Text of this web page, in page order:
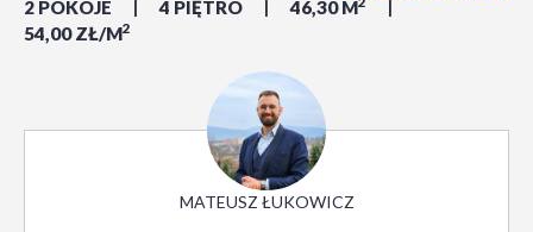
2 POKOJE 4 PIĘTRO 46,30 M
54,00 ZŁ/M2
MATEUSZ ŁUKOWICZ